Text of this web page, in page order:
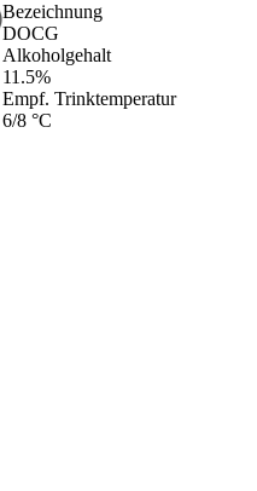
Bezeichnung
DOCG
Alkoholgehalt
11.5%
Empf. Trinktemperatur
6/8 °C